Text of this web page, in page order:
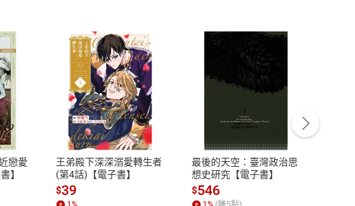
七日猶豫期
通訊交易解
，依商品性
貨說明請參
客服資訊
服務時間：週一到週五 10:00-12:00、
13:00-17:00 (國定假日及例假日休息)
客服電話：0080-1857077
戀愛
】
王弟殿下深深溺愛轉生者
(第4話)【電子書】
$39
最後的天空：臺灣政治思
想史研究【電子書】
$546